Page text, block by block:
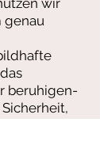
wir
genau
beruhigen-